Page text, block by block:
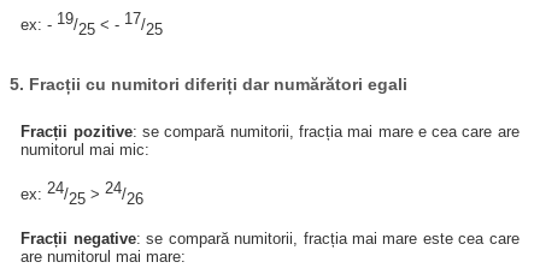
ex: - 19/25 < - 17/25
5. Fracții cu numitori diferiți dar numărători egali
Fracții pozitive: se compară numitorii, fracția mai mare e cea care are
numitorul mai mic:
ex:24/25 >24/26
Fracții negative: se compară numitorii, fracția mai mare este cea care
are numitorul mai mare: